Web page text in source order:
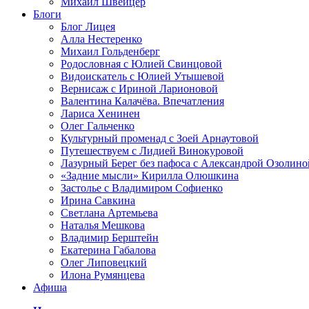
Блоги
Блог Лицея
Алла Нестеренко
Михаил Гольденберг
Родословная с Юлией Свинцовой
Видоискатель с Юлией Утышевой
Вернисаж с Ириной Ларионовой
Валентина Калачёва. Впечатления
Лариса Хенинен
Олег Гальченко
Культурный променад с Зоей Арнаутовой
Путешествуем с Лидией Винокуровой
Лазурный Берег без пафоса с Александрой
«Задние мысли» Кирилла Олюшкина
Застолье с Владимиром Софиенко
Ирина Савкина
Светлана Артемьева
Наталья Мешкова
Владимир Берштейн
Екатерина Габалова
Олег Липовецкий
Илона Румянцева
Афиша